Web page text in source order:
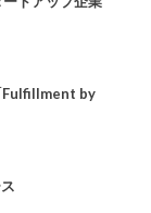
Fulfillment by